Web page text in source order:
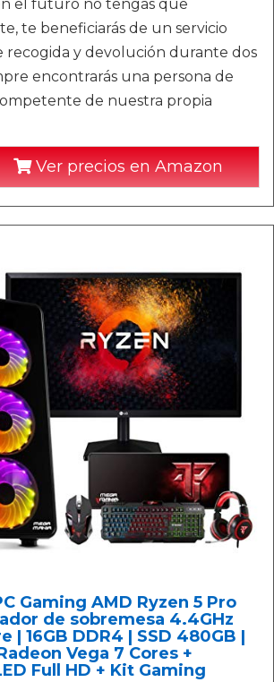
el futuro no tengas que
te beneficiarás de un servicio
recogida y devolución durante dos
encontrarás una persona de
de nuestra propia
Ver precios en Amazon
Gaming AMD Ryzen 5 Pro
de sobremesa 4.4GHz
| 16GB DDR4 | SSD 480GB |
Vega 7 Cores +
Full HD + Kit Gaming